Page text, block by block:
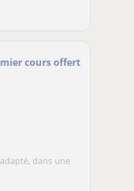
cours offert
dans une